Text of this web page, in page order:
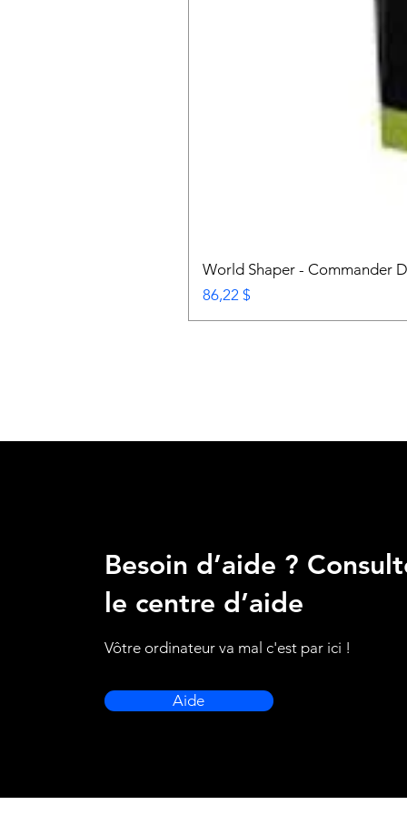
World Shaper - Commander
Prix
86,22 $
Besoin d’aide ?
le centre d’aide
Vôtre ordinateur va mal c'est par ici !
Aide